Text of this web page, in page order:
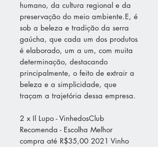
humano, da cultura regional e da
preservação do meio ambiente.E, é
sob a beleza e tradição da serra
gaúcha, que cada um dos produtos
é elaborado, um a um, com muita
determinação, destacando
principalmente, o feito de extrair a
beleza e a simplicidade, que
traçam a trajetória dessa empresa.
2 x Il Lupo - VinhedosClub
Recomenda - Escolha Melhor
compra até R$35,00 2021 Vinho